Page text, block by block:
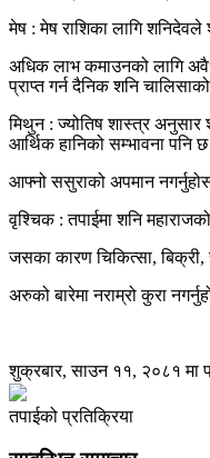
मेष : मेष राशिका लागि
अधिक लाभ कमाउनको लागि
प्राप्त गर्न दैनिक शनि
मिथुन : ज्योतिष शास्त्र
आर्थिक हानिको सम्भावना पनि
आफ्नो ससुराको अपमान
वृश्चिक : तपाईमा शनि
जसका कारण चिकित्सा, बिक्री,
अरुको बारेमा नराम्रो कुरा
शुक्रबार, साउन ११, २०८१ मा
तपाईको प्रतिक्रिया